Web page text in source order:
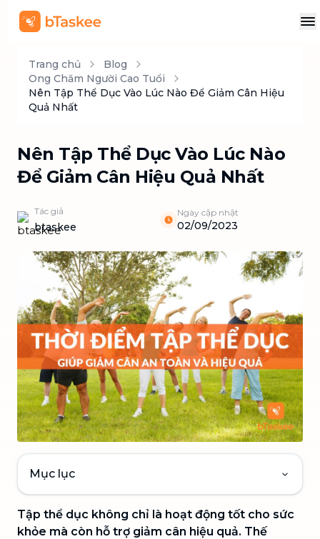
Trang chủ
Blog
Ong Chăm Người Cao Tuổi
Nên Tập Thể Dục Vào Lúc Nào Để Giảm Cân Hiệu
Quả Nhất
Nên Tập Thể Dục Vào Lúc Nào
Để Giảm Cân Hiệu Quả Nhất
Tác giả
btaskee
Ngày cập nhật
02/09/2023
Mục lục
Tập thể dục không chỉ là hoạt động tốt cho sức
khỏe mà còn hỗ trợ giảm cân hiệu quả. Thế